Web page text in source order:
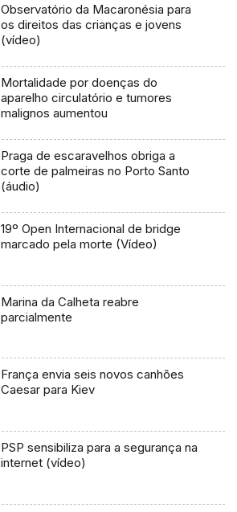
Observatório da Macaronésia para
os direitos das crianças e jovens
(vídeo)
Mortalidade por doenças do
aparelho circulatório e tumores
malignos aumentou
Praga de escaravelhos obriga a
corte de palmeiras no Porto Santo
(áudio)
19º Open Internacional de bridge
marcado pela morte (Vídeo)
Marina da Calheta reabre
parcialmente
França envia seis novos canhões
Caesar para Kiev
PSP sensibiliza para a segurança na
internet (vídeo)